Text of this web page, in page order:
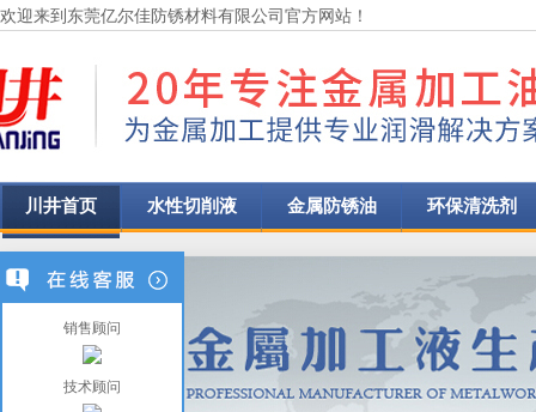
欢迎来到东莞亿尔佳防锈材料有限公司官方网站！
川井首页 水性切削液 金属防锈油 环保清洗剂
销售顾问
技术顾问